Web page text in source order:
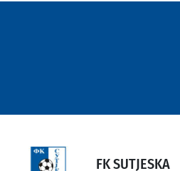
FK SUTJESKA